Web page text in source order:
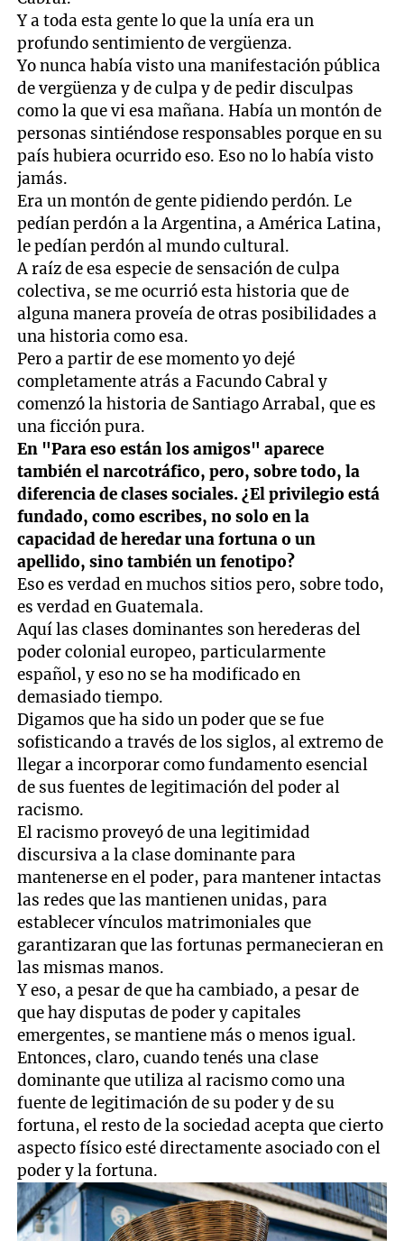
Y a toda esta gente lo que la unía era un
profundo sentimiento de vergüenza.
Yo nunca había visto una manifestación pública
de vergüenza y de culpa y de pedir disculpas
como la que vi esa mañana. Había un montón de
personas sintiéndose responsables porque en su
país hubiera ocurrido eso. Eso no lo había visto
jamás.
Era un montón de gente pidiendo perdón. Le
pedían perdón a la Argentina, a América Latina,
le pedían perdón al mundo cultural.
A raíz de esa especie de sensación de culpa
colectiva, se me ocurrió esta historia que de
alguna manera proveía de otras posibilidades a
una historia como esa.
Pero a partir de ese momento yo dejé
completamente atrás a Facundo Cabral y
comenzó la historia de Santiago Arrabal, que es
una ficción pura.
En "Para eso están los amigos" aparece
también el narcotráfico, pero, sobre todo, la
diferencia de clases sociales. ¿El privilegio está
fundado, como escribes, no solo en la
capacidad de heredar una fortuna o un
apellido, sino también un fenotipo?
Eso es verdad en muchos sitios pero, sobre todo,
es verdad en Guatemala.
Aquí las clases dominantes son herederas del
poder colonial europeo, particularmente
español, y eso no se ha modificado en
demasiado tiempo.
Digamos que ha sido un poder que se fue
sofisticando a través de los siglos, al extremo de
llegar a incorporar como fundamento esencial
de sus fuentes de legitimación del poder al
racismo.
El racismo proveyó de una legitimidad
discursiva a la clase dominante para
mantenerse en el poder, para mantener intactas
las redes que las mantienen unidas, para
establecer vínculos matrimoniales que
garantizaran que las fortunas permanecieran en
las mismas manos.
Y eso, a pesar de que ha cambiado, a pesar de
que hay disputas de poder y capitales
emergentes, se mantiene más o menos igual.
Entonces, claro, cuando tenés una clase
dominante que utiliza al racismo como una
fuente de legitimación de su poder y de su
fortuna, el resto de la sociedad acepta que cierto
aspecto físico esté directamente asociado con el
poder y la fortuna.